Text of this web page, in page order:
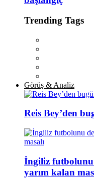
Trending Tags
Görüş & Analiz
Reis Bey’den
İngiliz futbolunu
yarım kalan